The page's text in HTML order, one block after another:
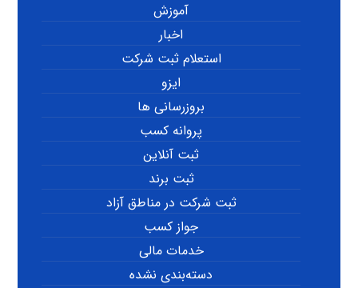
آموزش
اخبار
استعلام ثبت شرکت
ایزو
بروزرسانی ها
پروانه کسب
ثبت آنلاین
ثبت برند
ثبت شرکت در مناطق آزاد
جواز کسب
خدمات مالی
دسته‌بندی نشده